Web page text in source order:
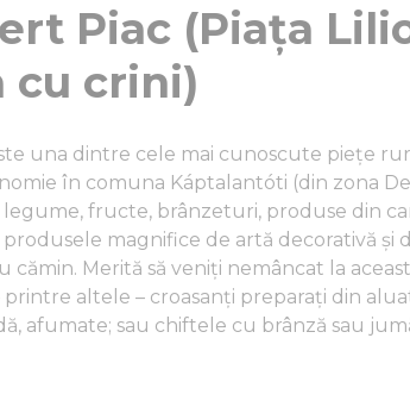
Piac (Piața
cu crini)
una dintre cele mai cunoscute piețe
în comuna Káptalantóti (din zona
fructe, brânzeturi, produse din
magnifice de artă decorativă și
cămin. Merită să veniți nemâncat la
printre altele – croasanți preparați din
afumate; sau chiftele cu brânză sau